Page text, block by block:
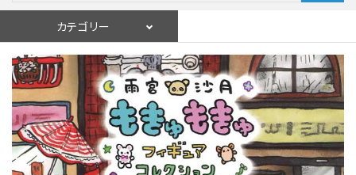
カテゴリー
ログイン 会員登録
入荷スケジュールをチェック
カプセルトイマシン本体